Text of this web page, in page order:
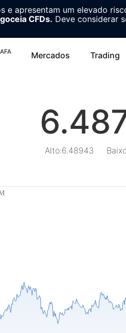
e apresentam um elevado
CFDs. Deve considerar
Mercados Trading
Alto:6.48943